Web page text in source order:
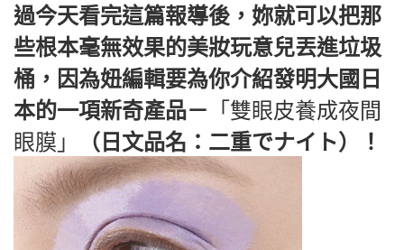
過今天看完這篇報導後，妳就可以把那
些根本毫無效果的美妝玩意兒丟進垃圾
桶，因為妞編輯要為你介紹發明大國日
本的一項新奇產品－ 「雙眼皮養成夜間
眼膜」
（日文品名：二重でナイト）！